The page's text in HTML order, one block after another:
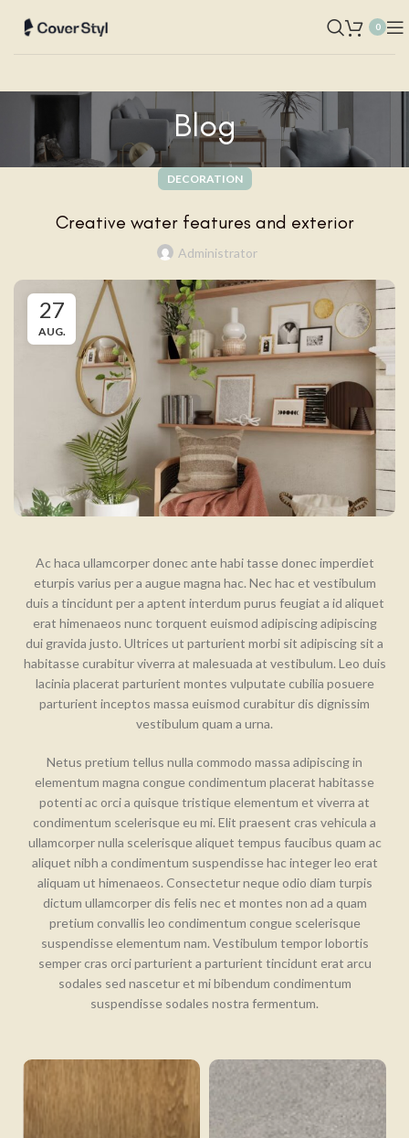
0
Blog
DECORATION
Creative water features and exterior
Administrator
27
AUG.
Ac haca ullamcorper donec ante habi tasse donec imperdiet
eturpis varius per a augue magna hac. Nec hac et vestibulum
duis a tincidunt per a aptent interdum purus feugiat a id aliquet
erat himenaeos nunc torquent euismod adipiscing adipiscing
dui gravida justo. Ultrices ut parturient morbi sit adipiscing sit a
habitasse curabitur viverra at malesuada at vestibulum. Leo duis
lacinia placerat parturient montes vulputate cubilia posuere
parturient inceptos massa euismod curabitur dis dignissim
vestibulum quam a urna.
Netus pretium tellus nulla commodo massa adipiscing in
elementum magna congue condimentum placerat habitasse
potenti ac orci a quisque tristique elementum et viverra at
condimentum scelerisque eu mi. Elit praesent cras vehicula a
ullamcorper nulla scelerisque aliquet tempus faucibus quam ac
aliquet nibh a condimentum suspendisse hac integer leo erat
aliquam ut himenaeos. Consectetur neque odio diam turpis
dictum ullamcorper dis felis nec et montes non ad a quam
pretium convallis leo condimentum congue scelerisque
suspendisse elementum nam. Vestibulum tempor lobortis
semper cras orci parturient a parturient tincidunt erat arcu
sodales sed nascetur et mi bibendum condimentum
suspendisse sodales nostra fermentum.